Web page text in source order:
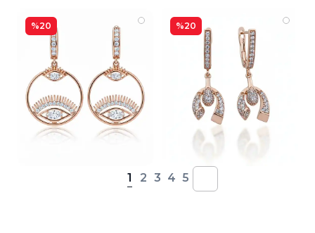
%20 %20
1 2 3 4 5